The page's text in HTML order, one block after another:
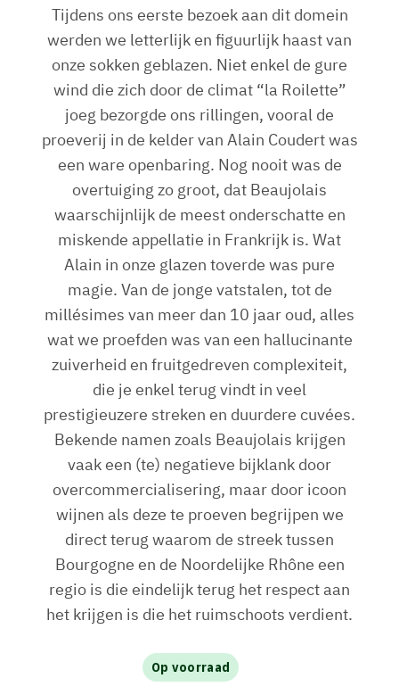
Tijdens ons eerste bezoek aan dit domein
werden we letterlijk en figuurlijk haast van
onze sokken geblazen. Niet enkel de gure
wind die zich door de climat “la Roilette”
joeg bezorgde ons rillingen, vooral de
proeverij in de kelder van Alain Coudert was
een ware openbaring. Nog nooit was de
overtuiging zo groot, dat Beaujolais
waarschijnlijk de meest onderschatte en
miskende appellatie in Frankrijk is. Wat
Alain in onze glazen toverde was pure
magie. Van de jonge vatstalen, tot de
millésimes van meer dan 10 jaar oud, alles
wat we proefden was van een hallucinante
zuiverheid en fruitgedreven complexiteit,
die je enkel terug vindt in veel
prestigieuzere streken en duurdere cuvées.
Bekende namen zoals Beaujolais krijgen
vaak een (te) negatieve bijklank door
overcommercialisering, maar door icoon
wijnen als deze te proeven begrijpen we
direct terug waarom de streek tussen
Bourgogne en de Noordelijke Rhône een
regio is die eindelijk terug het respect aan
het krijgen is die het ruimschoots verdient.
Op voorraad